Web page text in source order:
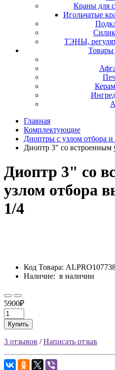
Краны для
Игольчатые
ТЭНЫ,
Товары
Главная
Комплектующие
Диоптры с узлом отбора и
Диоптр 3" со встроенным
Диоптр 3" со
узлом отбора
1/4
Код Товара:
Наличие: в наличии
5900₽
Купить
3 отзывов /Написать отзыв